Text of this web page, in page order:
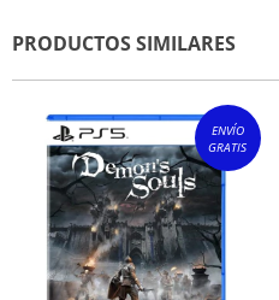
PRODUCTOS SIMILARES
ENVÍO
GRATIS